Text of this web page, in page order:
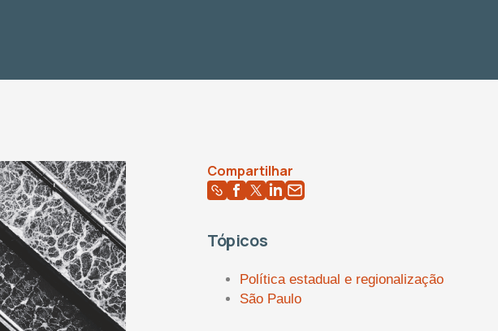
Compartilhar
Tópicos
Política estadual e regionalização
São Paulo